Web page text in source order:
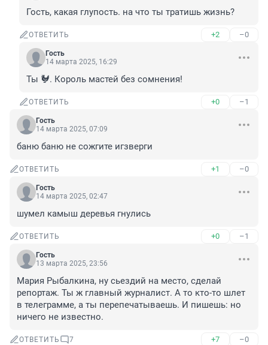
Гость, какая глупость. на что ты тратишь жизнь?
ОТВЕТИТЬ +2 –0
Гость
14 марта 2025, 16:29
Ты 🐓. Король мастей без сомнения!
ОТВЕТИТЬ +0 –1
Гость
14 марта 2025, 07:09
баню баню не сожгите игзверги
ОТВЕТИТЬ +1 –0
Гость
14 марта 2025, 02:47
шумел камыш деревья гнулись
ОТВЕТИТЬ +0 –1
Гость
13 марта 2025, 23:56
Мария Рыбалкина, ну сьездий на место, сделай
репортаж. Ты ж главный журналист. А то кто-то шлет
в телеграмме, а ты перепечатываешь. И пишешь: но
ничего не известно.
ОТВЕТИТЬ 7 +7 –0